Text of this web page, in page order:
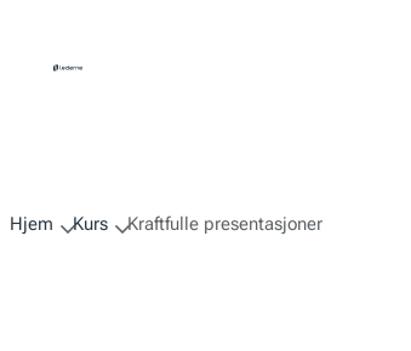
Hjem Kurs Kraftfulle presentasjoner